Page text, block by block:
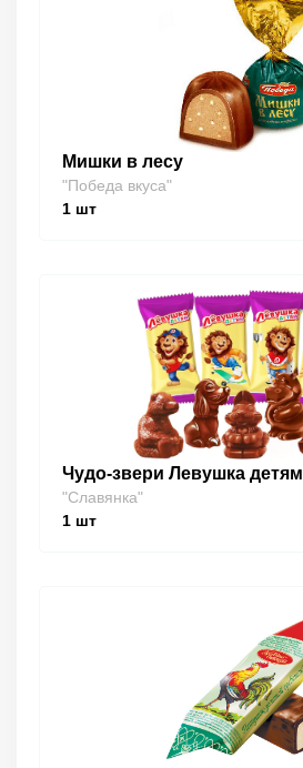
Мишки в лесу
"Победа вкуса"
1 шт
Чудо-звери Левушка детям
"Славянка"
1 шт